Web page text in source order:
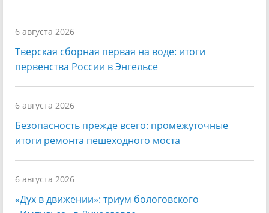
6 августа 2026
Тверская сборная первая на воде: итоги
первенства России в Энгельсе
6 августа 2026
Безопасность прежде всего: промежуточные
итоги ремонта пешеходного моста
6 августа 2026
«Дух в движении»: триум бологовского